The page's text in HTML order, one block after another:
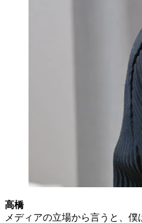
高橋
メディアの立場から言うと、